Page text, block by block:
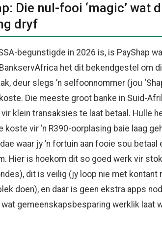
Die nul-fooi ‘magic’ wat
dryf
begunstigde in 2026 is, is PayShap
het dit bekendgestel om
deur slegs ’n selfoonnommer (jou
Die meeste groot banke in Suid-
klein transaksies te laat betaal. Hulle
koste vir ’n R390-oorplasing baie laag
dae waar jy ’n fortuin aan fooie sou
Hier is hoekom dit so goed werk vir
dit is veilig (jy loop nie met kontant
doen), en daar is geen ekstra apps
gemeenskapsbesparing werklik laat